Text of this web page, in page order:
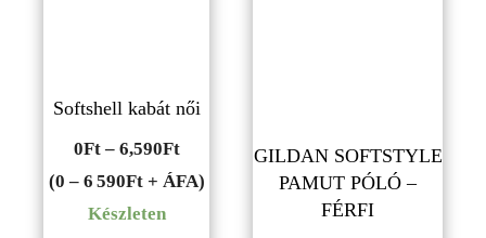
Softshell kabát női
0Ft – 6,590FtÁrtartomány:
0Ft
(0 – 6 590Ft + ÁFA)
Készleten
GILDAN SOFTSTYLE
PAMUT PÓLÓ –
FÉRFI